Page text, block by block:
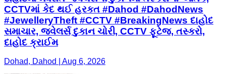
CCTVમાં કેદ થઈ હરકત #Dahod #DahodNews
#JewelleryTheft #CCTV #BreakingNews દાહોદ
સમાચાર, જવેલર્સ દુકાન ચોરી, CCTV ફૂટેજ, તસ્કરો,
દાહોદ ક્રાઈમ
Dohad, Dahod | Aug 6, 2026